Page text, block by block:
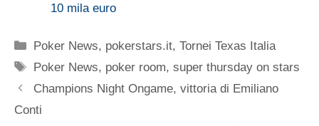
10 mila euro
Categorie
Poker News, pokerstars.it,Tornei Texas Italia
Tag
Poker News, poker room,super thursday on stars
Champions Night Ongame, vittoria di Emiliano
Conti